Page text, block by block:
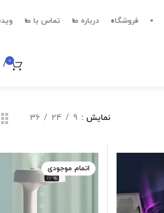
فروشگاه درباره ما تماس با ما
0
/
نمایش 9
24
36
اتمام موجودی